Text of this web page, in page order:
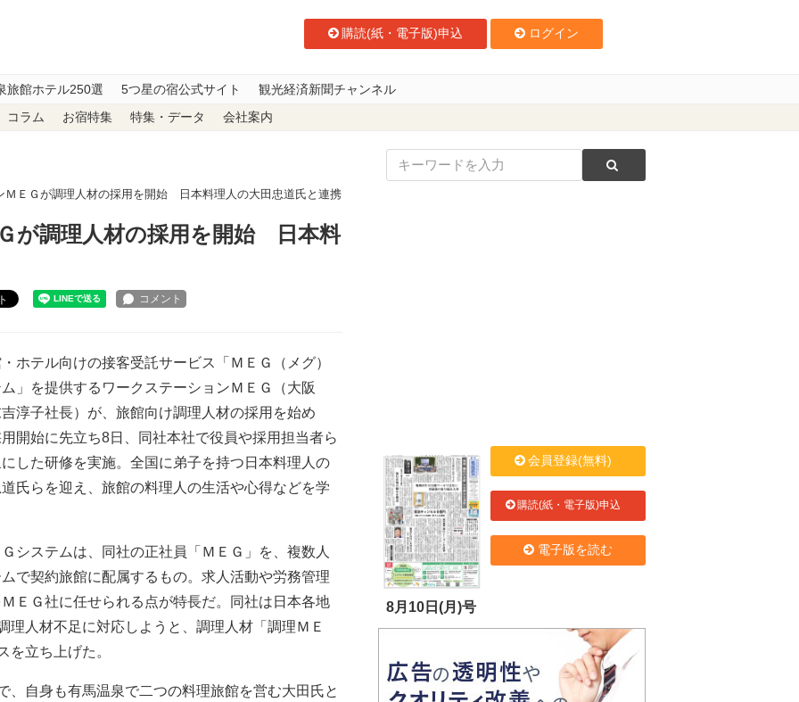
購読(紙・電子版)申込 ログイン
旅館ホテル250選 5つ星の宿公式サイト 観光経済新聞チャンネル
コラム お宿特集 特集・データ 会社案内
ＭＥＧが調理人材の採用を開始 日本料理人の大田忠道氏と連携
が調理人材の採用を開始 日本料
テル向けの接客受託サービス「ＭＥＧ（メグ）
」を提供するワークステーションＭＥＧ（大阪
淳子社長）が、旅館向け調理人材の採用を始め
開始に先立ち8日、同社本社で役員や採用担当者ら
した研修を実施。全国に弟子を持つ日本料理人の
氏らを迎え、旅館の料理人の生活や心得などを学
システムは、同社の正社員「ＭＥＧ」を、複数人
で契約旅館に配属するもの。求人活動や労務管理
ＥＧ社に任せられる点が特長だ。同社は日本各地
理人材不足に対応しようと、調理人材「調理ＭＥ
を立ち上げた。
自身も有馬温泉で二つの料理旅館を営む大田氏と
8月10日(月)号
会員登録(無料)
購読(紙・電子版)申込
電子版を読む